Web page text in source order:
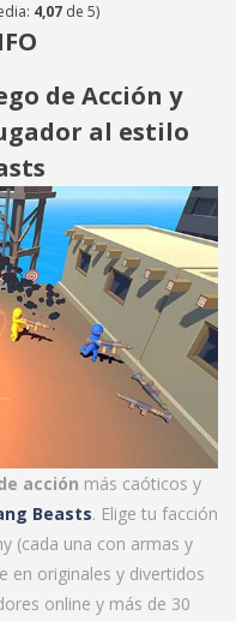
4,07de 5)
de Acción y
al estilo
acción más caóticos y
Beasts. Elige tu facción
(cada una con armas y
en originales y divertidos
online y más de 30